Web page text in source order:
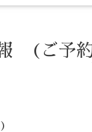
(ご予約